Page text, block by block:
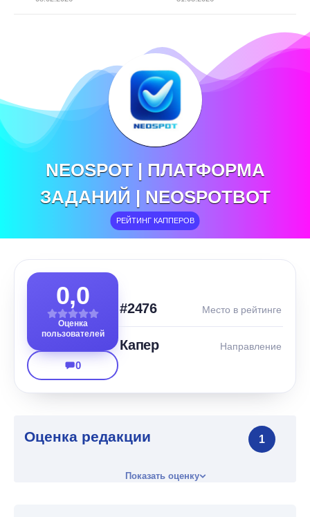
NEOSPOT | ПЛАТФОРМА
ЗАДАНИЙ | NEOSPOTBOT
РЕЙТИНГ КАППЕРОВ
0,0
Оценка
пользователей
0
#2476 Место в рейтинге
Капер Направление
Оценка редакции 1
Показать оценку